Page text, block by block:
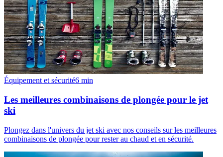
Équipement et sécurité6 min
Les meilleures combinaisons de plongée pour le jet
ski
Plongez dans l'univers du jet ski avec nos conseils sur les meilleures
combinaisons de plongée pour rester au chaud et en sécurité.